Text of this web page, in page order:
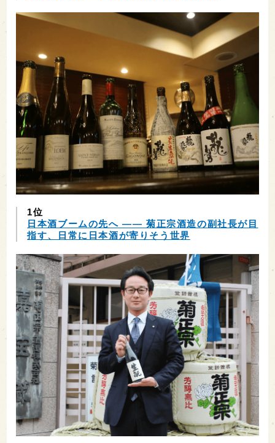
1位
日本酒ブームの先へ ―― 菊正宗酒造の副社長が目
指す、日常に日本酒が寄りそう世界